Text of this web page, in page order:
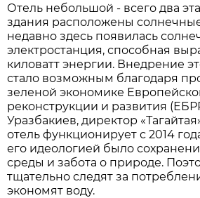
Отель небольшой - всего два
здания расположены
недавно здесь появилась
электростанция, способная
киловатт энергии. Внедрение
стало возможным благодаря
зеленой экономике
реконструкции и развития
Уразбакиев, директор
отель функционирует с 2014
его идеологией было
среды и забота о природе.
тщательно следят за
экономят воду.